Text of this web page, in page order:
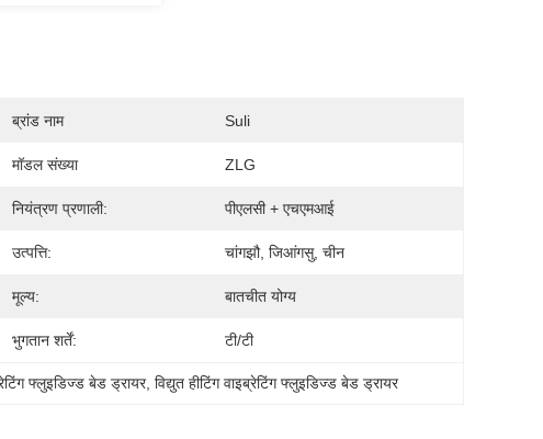
ब्रांड नाम Suli
मॉडल संख्या ZLG
नियंत्रण प्रणाली: पीएलसी + एचएमआई
उत्पत्ति: चांगझौ, जिआंगसु, चीन
मूल्य: बातचीत योग्य
भुगतान शर्तें: टी/टी
फ्लुइडिज्ड बेड ड्रायर, विद्युत हीटिंग वाइब्रेटिंग फ्लुइडिज्ड बेड ड्रायर